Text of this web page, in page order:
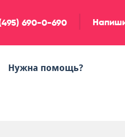
690-0-690
Нужна помощь?